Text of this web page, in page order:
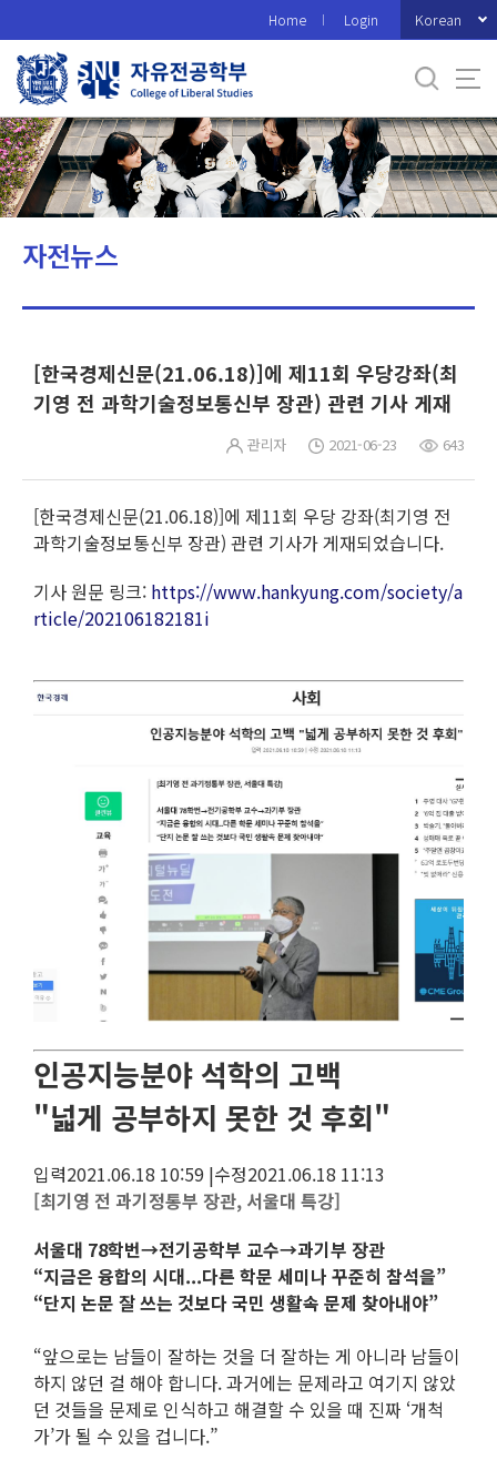
로
메
뉴
Home Login Korean
자전뉴스
[한국경제신문(21.06.18)]에 제11회 우당강좌(최
기영 전 과학기술정보통신부 장관) 관련 기사 게재
관리자 2021-06-23 643
[한국경제신문(21.06.18)]에 제11회 우당 강좌(최기영 전
과학기술정보통신부 장관) 관련 기사가 게재되었습니다.
기사 원문 링크: https://www.hankyung.com/society/a
rticle/202106182181i
인공지능분야 석학의 고백
"넓게 공부하지 못한 것 후회"
입력2021.06.18 10:59 |수정2021.06.18 11:13
[최기영 전 과기정통부 장관, 서울대 특강]
서울대 78학번→전기공학부 교수→과기부 장관
“지금은 융합의 시대...다른 학문 세미나 꾸준히 참석을”
“단지 논문 잘 쓰는 것보다 국민 생활속 문제 찾아내야”
“앞으로는 남들이 잘하는 것을 더 잘하는 게 아니라 남들이
하지 않던 걸 해야 합니다. 과거에는 문제라고 여기지 않았
던 것들을 문제로 인식하고 해결할 수 있을 때 진짜 ‘개척
가’가 될 수 있을 겁니다.”